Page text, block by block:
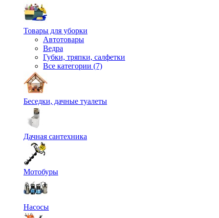
Товары для уборки
Автотовары
Ведра
Губки, тряпки, салфетки
Все категории (7)
Беседки, дачные туалеты
Дачная сантехника
Мотобуры
Насосы